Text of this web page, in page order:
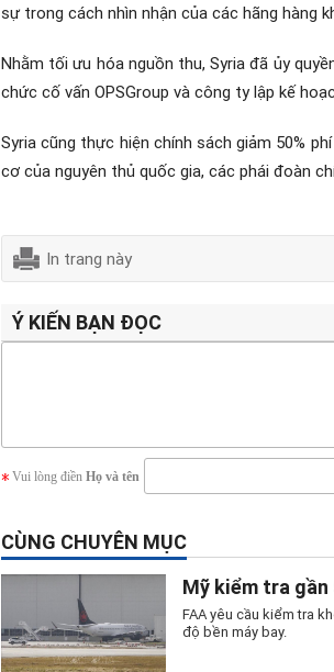
sự trong cách nhìn nhận của các hãng hàng
Nhằm tối ưu hóa nguồn thu, Syria đã ủy
chức cố vấn OPSGroup và công ty lập kế
Syria cũng thực hiện chính sách giảm 50%
cơ của nguyên thủ quốc gia, các phái đoàn
In trang này
Ý KIẾN BẠN ĐỌC
Vui lòng điền Họ và tên
CÙNG CHUYÊN MỤC
Mỹ kiểm tra gần
FAA yêu cầu kiểm tra
độ bền máy bay.